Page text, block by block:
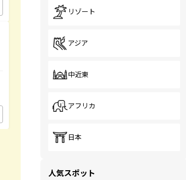
リゾート
アジア
中近東
アフリカ
日本
人気スポット